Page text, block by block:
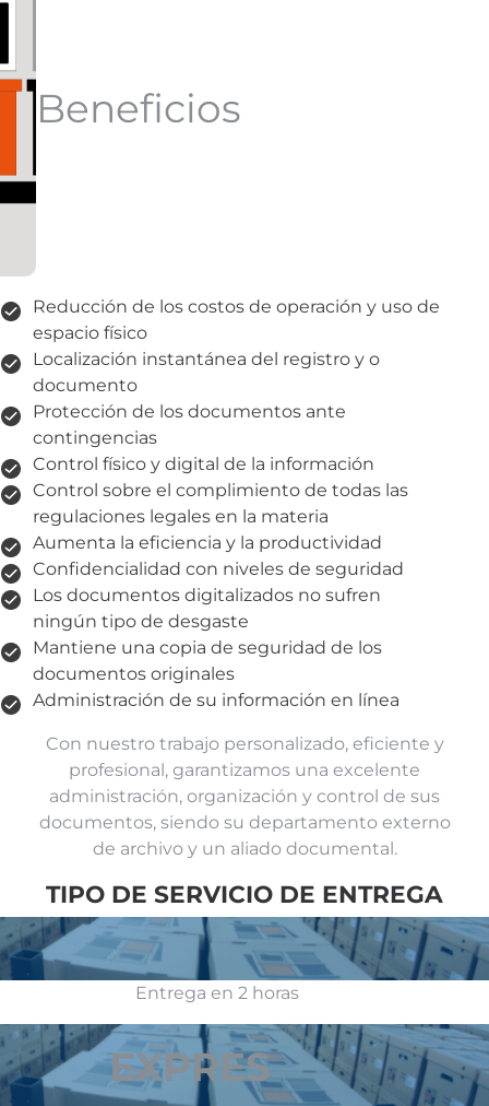
Beneficios
Reducción de los costos de operación y uso de
espacio físico
Localización instantánea del registro y o
documento
Protección de los documentos ante
contingencias
Control físico y digital de la información
Control sobre el complimiento de todas las
regulaciones legales en la materia
Aumenta la eficiencia y la productividad
Confidencialidad con niveles de seguridad
Los documentos digitalizados no sufren
ningún tipo de desgaste
Mantiene una copia de seguridad de los
documentos originales
Administración de su información en línea
Con nuestro trabajo personalizado, eficiente y
profesional, garantizamos una excelente
administración, organización y control de sus
documentos, siendo su departamento externo
de archivo y un aliado documental.
TIPO DE SERVICIO DE ENTREGA
Entrega en 2 horas
EXPRES